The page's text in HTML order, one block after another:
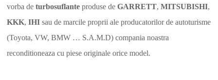
vorba de turbosuflante produse de GARRETT, MITSUBISHI,
KKK, IHI sau de marcile proprii ale producatorilor de autoturisme
(Toyota, VW, BMW … S.A.M.D) compania noastra
reconditioneaza cu piese originale orice model.